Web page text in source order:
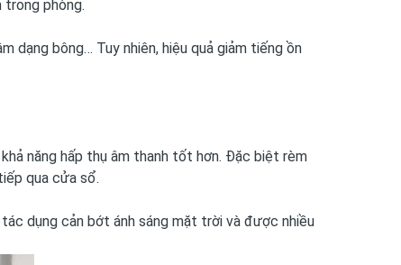
trong phòng.
dạng bông… Tuy nhiên, hiệu quả giảm tiếng ồn
năng hấp thụ âm thanh tốt hơn. Đặc biệt rèm
qua cửa sổ.
dụng cản bớt ánh sáng mặt trời và được nhiều